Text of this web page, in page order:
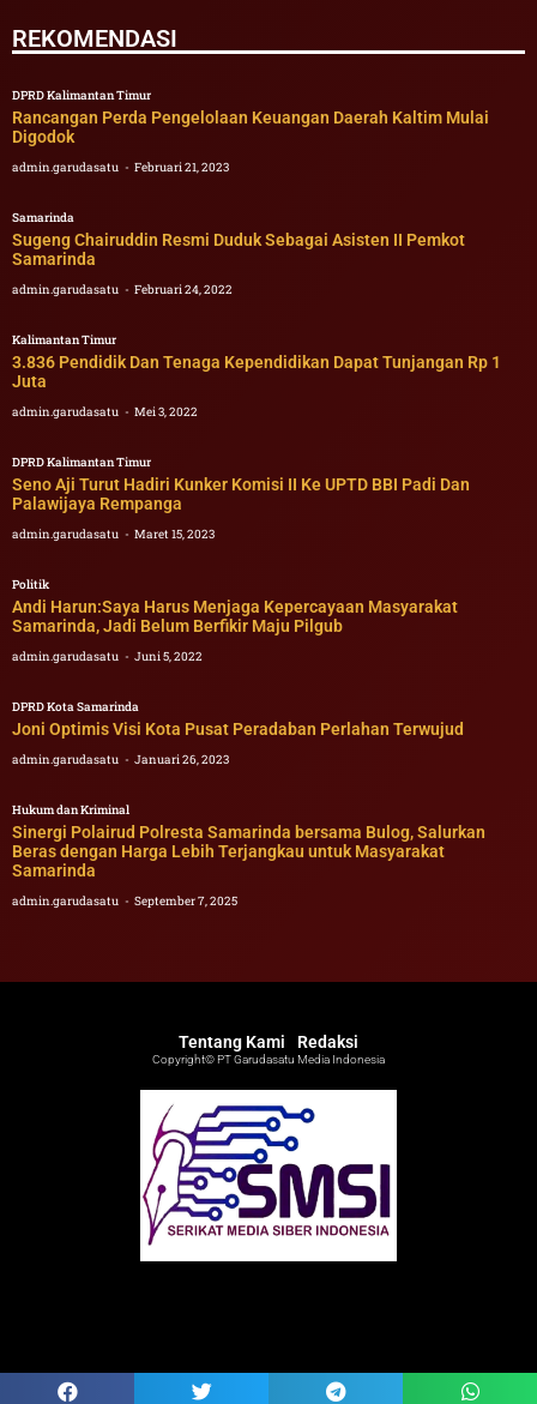
REKOMENDASI
DPRD Kalimantan Timur
Rancangan Perda Pengelolaan Keuangan Daerah Kaltim Mulai
Digodok
admin.garudasatu Februari 21, 2023
Samarinda
Sugeng Chairuddin Resmi Duduk Sebagai Asisten II Pemkot
Samarinda
admin.garudasatu Februari 24, 2022
Kalimantan Timur
3.836 Pendidik Dan Tenaga Kependidikan Dapat Tunjangan Rp 1
Juta
admin.garudasatu Mei 3, 2022
DPRD Kalimantan Timur
Seno Aji Turut Hadiri Kunker Komisi II Ke UPTD BBI Padi Dan
Palawijaya Rempanga
admin.garudasatu Maret 15, 2023
Politik
Andi Harun:Saya Harus Menjaga Kepercayaan Masyarakat
Samarinda, Jadi Belum Berfikir Maju Pilgub
admin.garudasatu Juni 5, 2022
DPRD Kota Samarinda
Joni Optimis Visi Kota Pusat Peradaban Perlahan Terwujud
admin.garudasatu Januari 26, 2023
Hukum dan Kriminal
Sinergi Polairud Polresta Samarinda bersama Bulog, Salurkan
Beras dengan Harga Lebih Terjangkau untuk Masyarakat
Samarinda
admin.garudasatu September 7, 2025
Tentang Kami Redaksi
Copyright© PT Garudasatu Media Indonesia